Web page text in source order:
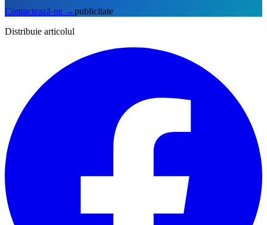
Contactează-ne →publicitate
Distribuie articolul